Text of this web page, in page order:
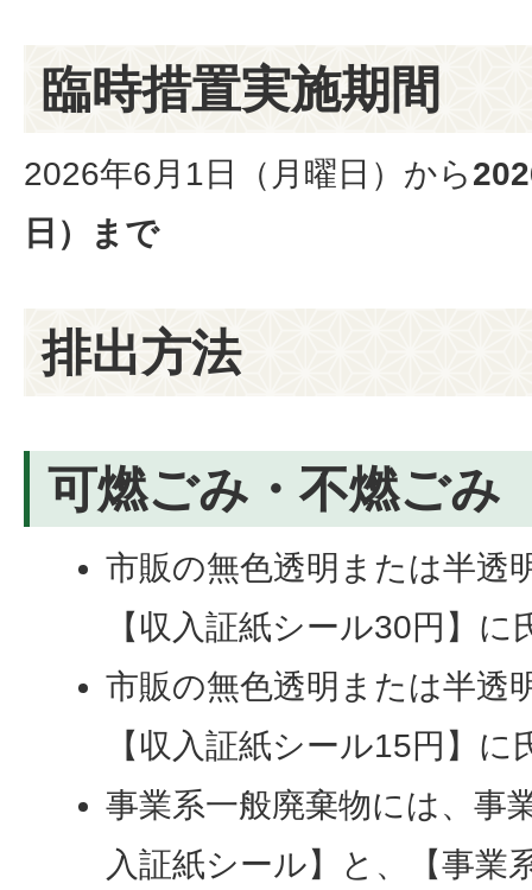
臨時措置実施期間
2026年6月1日（月曜日）から
日）まで
排出方法
可燃ごみ・不燃ごみ
市販の無色透明または半透
【収入証紙シール30円】
市販の無色透明または半透
【収入証紙シール15円】
事業系一般廃棄物には、事
入証紙シール】と、【事業